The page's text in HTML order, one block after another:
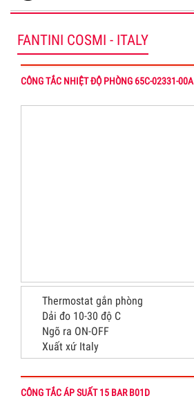
FANTINI COSMI - ITALY
CÔNG TẮC NHIỆT ĐỘ PHÒNG 65C-02331-00A
Thermostat gắn phòng
Dải đo 10-30 độ C
Ngõ ra ON-OFF
Xuất xứ Italy
CÔNG TẮC ÁP SUẤT 15 BAR B01D